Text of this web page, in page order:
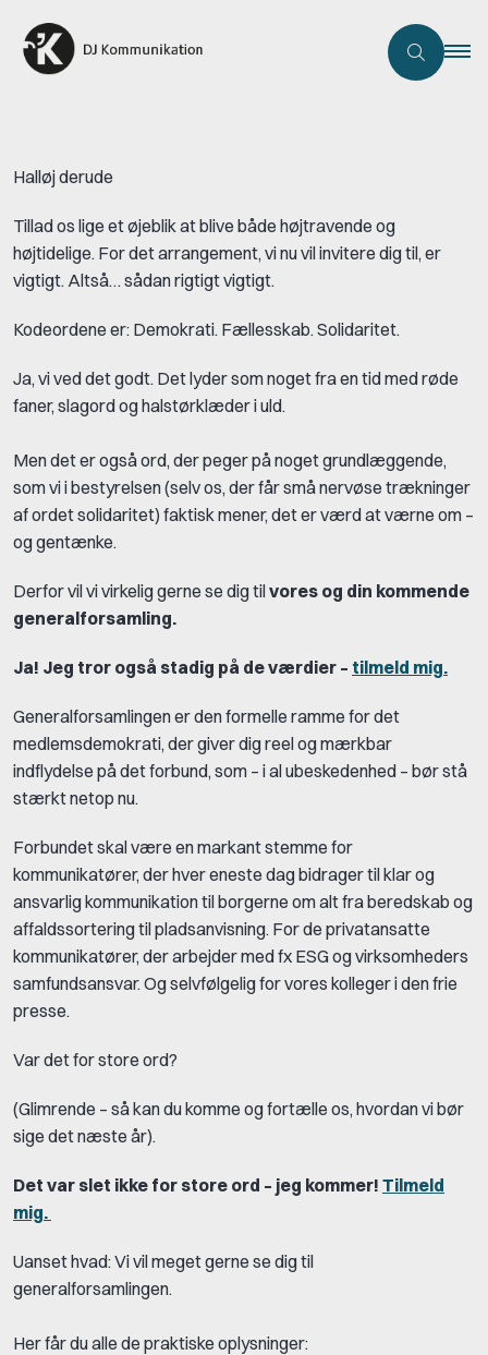
Halløj derude
Tillad os lige et øjeblik at blive både højtravende og
højtidelige. For det arrangement, vi nu vil invitere dig til, er
vigtigt. Altså… sådan rigtigt vigtigt.
Kodeordene er: Demokrati. Fællesskab. Solidaritet.
Ja, vi ved det godt. Det lyder som noget fra en tid med røde
faner, slagord og halstørklæder i uld.
Men det er også ord, der peger på noget grundlæggende,
som vi i bestyrelsen (selv os, der får små nervøse trækninger
af ordet solidaritet) faktisk mener, det er værd at værne om –
og gentænke.
Derfor vil vi virkelig gerne se dig tilvores og din kommende
generalforsamling.
Ja! Jeg tror også stadig på de værdier – tilmeld mig.
General­forsamlingen er den formelle ramme for det
medlemsdemokrati, der giver dig reel og mærkbar
indflydelse på det forbund, som – i al ubeskedenhed – bør stå
stærkt netop nu.
Forbundet skal være en markant stemme for
kommunikatører, der hver eneste dag bidrager til klar og
ansvarlig kommunikation til borgerne om alt fra beredskab og
affaldssortering til pladsanvisning. For de privatansatte
kommunikatører, der arbejder med fx ESG og virksomheders
samfundsansvar. Og selvfølgelig for vores kolleger i den frie
presse.
Var det for store ord?
(Glimrende – så kan du komme og fortælle os, hvordan vi bør
sige det næste år).
Det var slet ikke for store ord – jeg kommer! Tilmeld
mig.
Uanset hvad: Vi vil meget gerne se dig til
generalforsamlingen.
Her får du alle de praktiske oplysninger: